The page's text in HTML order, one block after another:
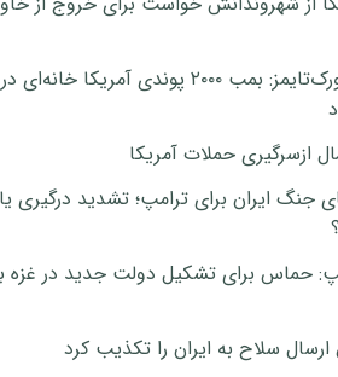
نیویورک‌تایمز: بمب ۲۰۰۰ پوندی
ازسرگیری حملات آمریکا
جنگ ایران برای ترامپ؛ تشدید درگیری
حماس برای تشکیل دولت جدید در غزه
سلاح به ایران را تکذیب کرد